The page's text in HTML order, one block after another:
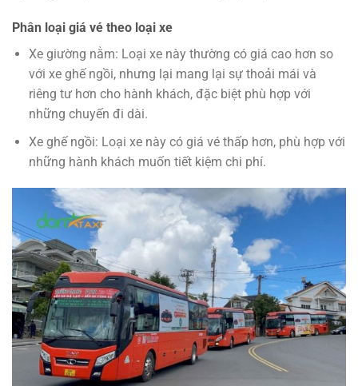
Phân loại giá vé theo loại xe
Xe giường nằm: Loại xe này thường có giá cao hơn so
với xe ghế ngồi, nhưng lại mang lại sự thoải mái và
riêng tư hơn cho hành khách, đặc biệt phù hợp với
những chuyến đi dài.
Xe ghế ngồi: Loại xe này có giá vé thấp hơn, phù hợp với
những hành khách muốn tiết kiệm chi phí.